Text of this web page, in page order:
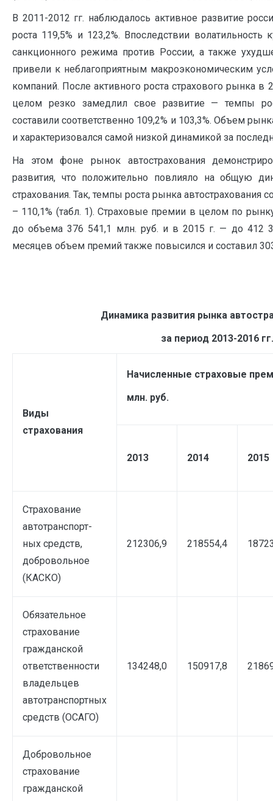
В 2011-2012 гг. наблюдалось активное развитие
роста 119,5% и 123,2%. Впоследствии
санкционного режима против России, а также
привели к неблагоприятным макроэкономическим
компаний. После активного роста страхового рынка в
целом резко замедлил свое развитие — темпы
составили соответственно 109,2% и 103,3%. Объем
и характеризовался самой низкой динамикой за
На этом фоне рынок автострахования
развития, что положительно повлияло на общую
страхования. Так, темпы роста рынка автострахования
– 110,1% (табл. 1). Страховые премии в целом по
до объема 376 541,1 млн. руб. и в 2015 г. — до 412
месяцев объем премий также повысился и составил
Динамика развития рынка
за период 2013-2016 гг.
Виды
страхования
Начисленные страховые
млн. руб.
2013 2014 2015
Страхование
автотранспорт-
ных средств,
добровольное
(КАСКО)
212306,9 218554,4
Обязательное
страхование
гражданской
ответственности
владельцев
автотранспортных
средств (ОСАГО)
134248,0 150917,8
Добровольное
страхование
гражданской